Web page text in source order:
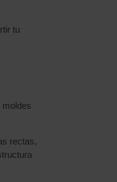
tu
moldes
rectas,